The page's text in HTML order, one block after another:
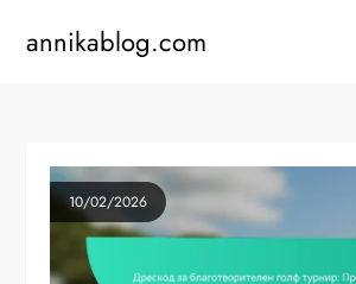
annikablog.com
10/02/2026